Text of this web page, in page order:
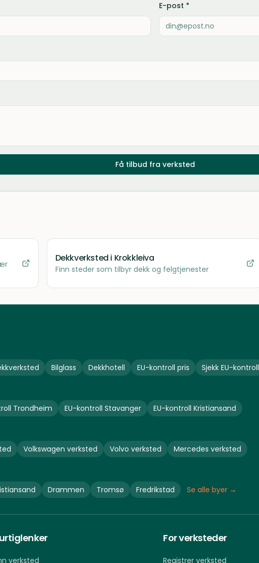
E-post *
Få tilbud fra verksted
Dekkverksted i Krokkleiva
Finn steder som tilbyr dekk og felgtjenester
Bilglass Dekkhotell EU-kontroll pris Sjekk EU-kontroll
Trondheim EU-kontroll Stavanger EU-kontroll Kristiansand
Volkswagen verksted Volvo verksted Mercedes verksted
Drammen Tromsø Fredrikstad Se alle byer →
verksted
For verksteder
Registrer verksted